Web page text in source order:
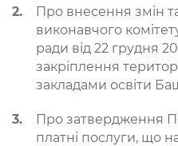
Про внесення змін
виконавчого
ради від 22 грудня
закріплення
закладами освіти
Про затвердження
платні послуги, що